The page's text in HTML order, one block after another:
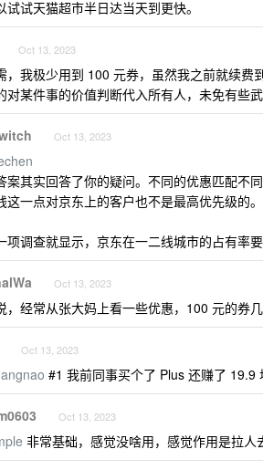
试试天猫超市半日达当天到更快。
Oct 13, 2023
，我极少用到 100 元券，虽然我之前就续费
对某件事的价值判断代入所有人，未免有些
Oct 13, 2023
案其实回答了你的疑问。不同的优惠匹配不
这一点对京东上的客户也不是最高优先级的
项调查就显示，京东在一二线城市的占有率要
Oct 13, 2023
，经常从张大妈上看一些优惠，100 元的券
Oct 13, 2023
#1 我前同事买个了 Plus 还赚了
Oct 13, 2023
非常基础，感觉没啥用，感觉作用是拉人